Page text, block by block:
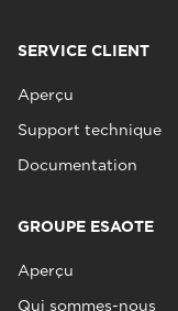
SERVICE CLIENT
Aperçu
Support technique
Documentation
GROUPE ESAOTE
Aperçu
Qui sommes-nous